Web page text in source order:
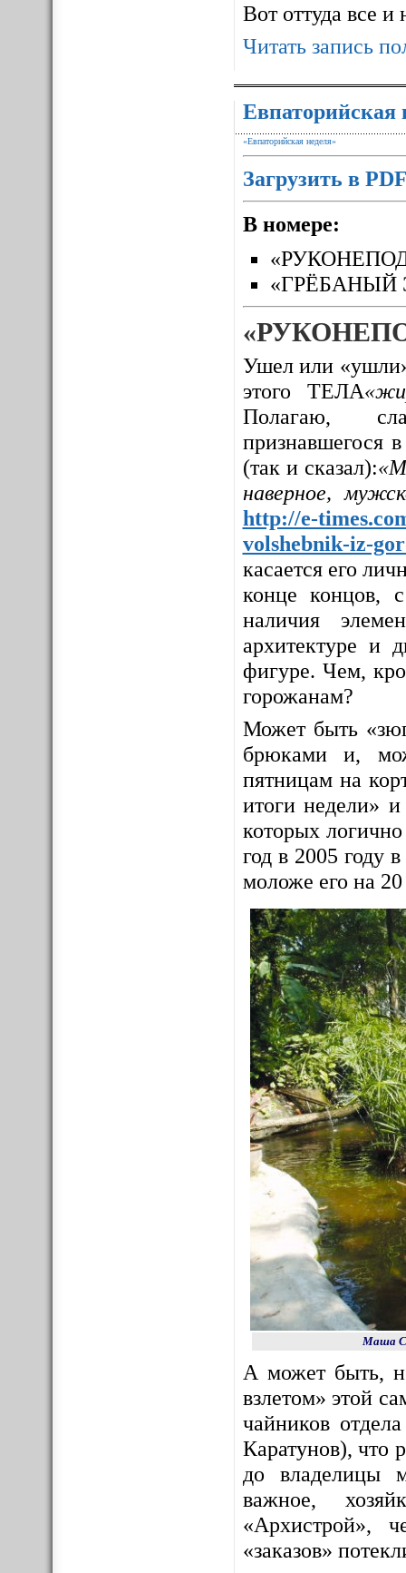
Вот оттуда все и
Читать запись
Евпаторийская
«Евпаторийская неделя»
Загрузить в
В номере:
«ГРЁБАНЫЙ
Ушел или
этого ТЕЛА
Полагаю,
признавшегося
(так и сказал):
наверное,
http://e-
volshebnik-iz-
касается его
конце концов,
наличия
архитектуре и
фигуре. Чем,
горожанам?
Может быть
брюками и,
пятницам на
итоги недели»
которых
год в 2005 году
моложе его на 20
Маша
А может быть,
взлетом» этой
чайников
Каратунов), что
до владелицы
важное,
«Архистрой»,
«заказов»